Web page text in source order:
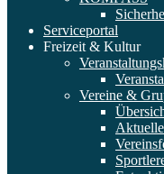
Serviceportal
Freizeit & Kultur
Vereine &